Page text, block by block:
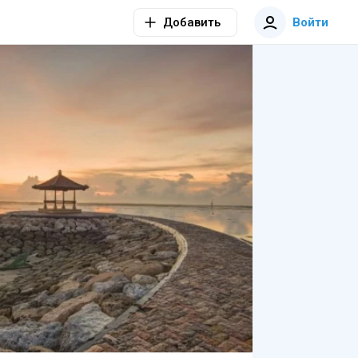
Добавить Войти